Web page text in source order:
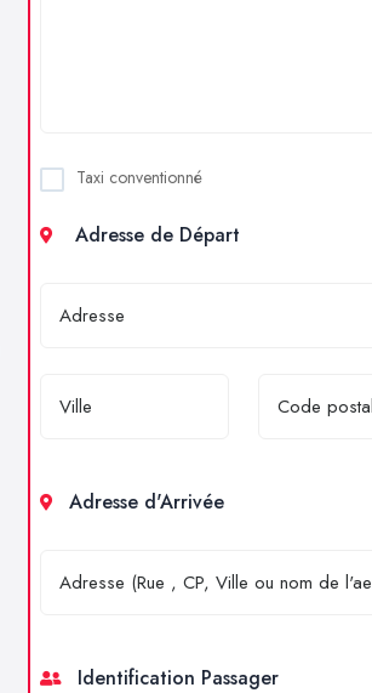
Taxi conventionné
Adresse de Départ
Adresse d'Arrivée
Identification Passager